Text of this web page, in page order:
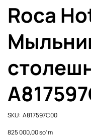
Roca
SKU:
SKU
A817597C00
A817597C00
Price
825 000,00 soʻm